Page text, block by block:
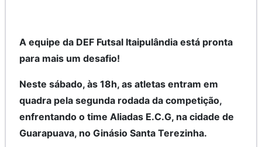
A equipe da DEF Futsal Itaipulândia está pronta
para mais um desafio!
Neste sábado, às 18h, as atletas entram em
quadra pela segunda rodada da competição,
enfrentando o time Aliadas E.C.G, na cidade de
Guarapuava, no Ginásio Santa Terezinha.